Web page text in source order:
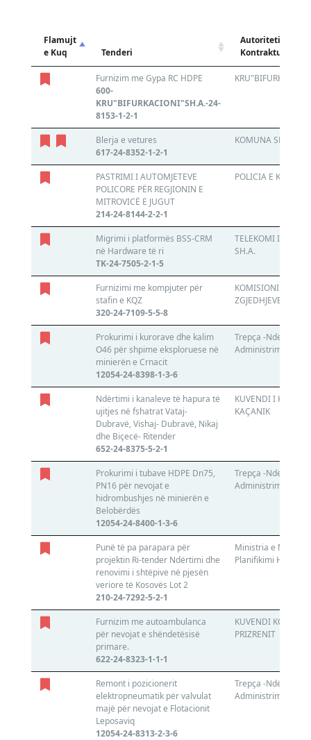
Flamujt
e Kuq
Tenderi
Autoriteti
Kontraktues
Furnizim me Gypa RC HDPE
600-
KRU"BIFURKACIONI"SH.A.-24-
8153-1-2-1
Blerja e vetures
617-24-8352-1-2-1
KOMUNA SHTIME
PASTRIMI I AUTOMJETEVE
POLICORE PËR REGJIONIN E
MITROVICË E JUGUT
214-24-8144-2-2-1
POLICIA E
Migrimi i platformës BSS-CRM
në Hardware të ri
TK-24-7505-2-1-5
TELEKOMI I
SH.A.
Furnizimi me kompjuter për
stafin e KQZ
320-24-7109-5-5-8
KOMISIONI
ZGJEDHJEVE
Prokurimi i kurorave dhe kalim
O46 për shpime eksploruese në
minierën e Crnacit
12054-24-8398-1-3-6
Trepça -
Administrim të AKP
Ndërtimi i kanaleve të hapura të
ujitjes në fshatrat Vataj-
Dubravë, Vishaj- Dubravë, Nikaj
dhe Biçecë- Ritender
652-24-8375-5-2-1
KUVENDI I
KAÇANIK
Prokurimi i tubave HDPE Dn75,
PN16 për nevojat e
hidrombushjes në minierën e
Belobërdës
12054-24-8400-1-3-6
Trepça -
Administrim të AKP
Punë të pa parapara për
projektin Ri-tender Ndërtimi dhe
renovimi i shtëpive në pjesën
veriore të Kosovës Lot 2
210-24-7292-5-2-1
Ministria e Mjedisit
Planifikimi
Furnizim me autoambulanca
për nevojat e shëndetësisë
primare.
622-24-8323-1-1-1
KUVENDI
PRIZRENIT
Remont i pozicionerit
elektropneumatik për valvulat
majë për nevojat e Flotacionit
Leposaviq
12054-24-8313-2-3-6
Trepça -
Administrim të AKP